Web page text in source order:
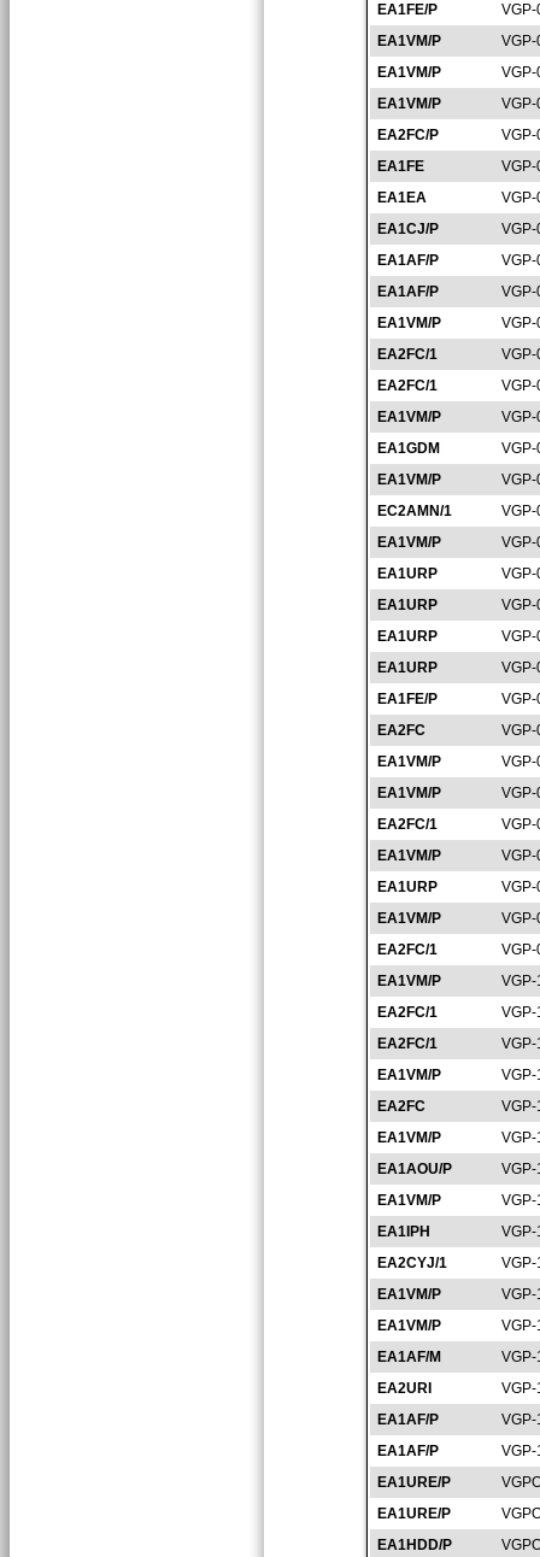
EA1FE/P
VGP-
EA1VM/P
EA1VM/P
EA1VM/P
EA2FC/P
EA1FE
EA1EA
EA1CJ/P
EA1AF/P
EA1AF/P
EA1VM/P
EA2FC/1
EA2FC/1
EA1VM/P
EA1GDM
EA1VM/P
EC2AMN/1
EA1VM/P
EA1URP
EA1URP
EA1URP
EA1URP
EA1FE/P
EA2FC
EA1VM/P
EA1VM/P
EA2FC/1
EA1VM/P
EA1URP
EA1VM/P
EA2FC/1
EA1VM/P
EA2FC/1
EA2FC/1
EA1VM/P
VGP-
EA2FC
VGP-
EA1VM/P
VGP-
EA1AOU/P
EA1VM/P
EA1IPH
EA2CYJ/1
EA1VM/P
EA1VM/P
EA1AF/M
EA2URI
EA1AF/P
EA1AF/P
EA1URE/P
EA1URE/P
EA1HDD/P